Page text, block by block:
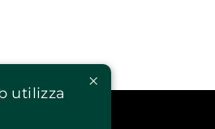
×
utilizza